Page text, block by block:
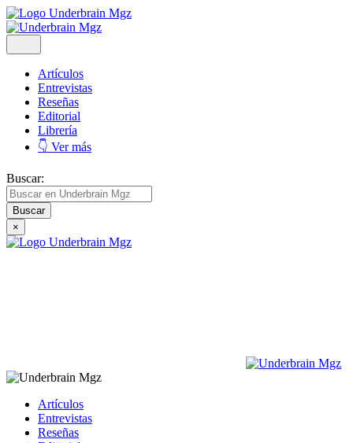
Artículos
Entrevistas
Reseñas
Editorial
Librería
👇 Ver más
Buscar:
×
Artículos
Entrevistas
Reseñas